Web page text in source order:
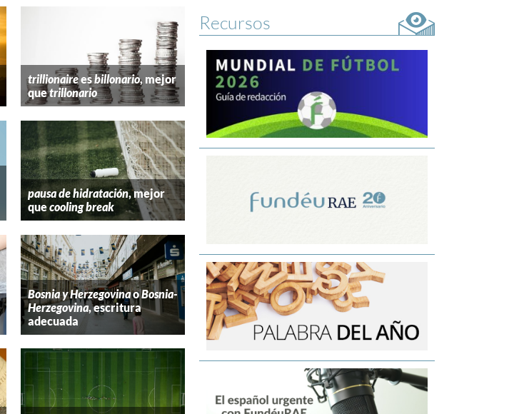
trillionaireesbillonario, mejor
quetrillonario
pausa de hidratación, mejor
quecooling break
Bosnia y HerzegovinaoBosnia-
Herzegovina, escritura
adecuada
Recursos